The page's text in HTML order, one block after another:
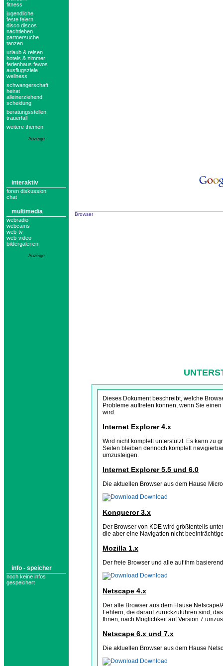
fitness
jugendliche
feste feiern
disco discos
nachtleben
partnersuche
tanzen
urlaub & reisen
hotels & zimmer
ferienhaus fewos
ausflugsziele
wellness
schwangerschaft
heirat
alleinerziehend
scheidung
beratungsstellen
trauerfall
weitere themen
Anzeige
interaktiv
foren diskussion
chat
multimedia
webradio
webcams
web-tv
web-video
bildergalerien
Anzeige
info - speicher
noch keine infos
gespeichert
Browser
Dieses Dokument beschreibt, welche
Probleme auftreten können, wenn Sie
wird.
Internet Explorer 4.x
Wird nicht komplett unterstützt. Es kann zu
Seiten bleiben dennoch komplett
umzusteigen.
Internet Explorer 5.5 und 6.0
Die aktuellen Browser aus dem Hause
Download
Konqueror 3.x
Der Browser von KDE wird größtenteils
die aber eine Navigation nicht
Mozilla 1.x
Der freie Browser und alle auf ihm
Download
Netscape 4.x
Der alte Browser aus dem Hause
Fehlern, die darauf zurückzuführen sind,
Ihnen, nach Möglichkeit auf Version 7
Netscape 6.x und 7.x
Die aktuellen Browser aus dem Hause
Download